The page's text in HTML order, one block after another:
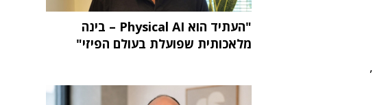
,
"העתיד הוא Physical AI – בינה
מלאכותית שפועלת בעולם הפיזי"